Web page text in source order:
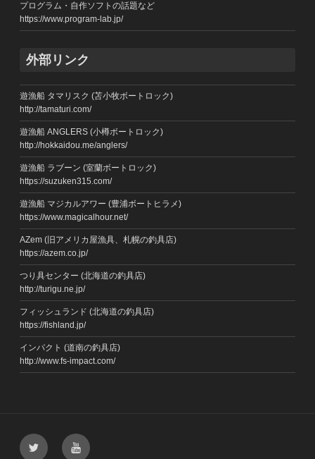
プログラム・自作ソフトの話題など
https://www.program-lab.jp/
外部リンク
遊漁船 タマリスク (苫小牧ボートロック)
http://tamaturi.com/
遊漁船 ANGLERS (小樽ボートロック)
http://hokkaidou.me/anglers/
遊漁船 ラブーン (室蘭ボートロック)
https://suzuken315.com/
遊漁船 マジカルアワー (豊浦ボートヒラメ)
https://www.magicalhour.net/
AZem (旧アメリカ屋漁具、札幌の釣具店)
https://azem.co.jp/
つり具センター (北海道の釣具店)
http://turigu.ne.jp/
フィッシュランド (北海道の釣具店)
https://fishland.jp/
インパクト (道南の釣具店)
http://www.fs-impact.com/
Twitter YouTube